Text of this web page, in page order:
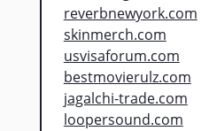
reverbnewyork.com
skinmerch.com
usvisaforum.com
bestmovierulz.com
jagalchi-trade.com
loopersound.com